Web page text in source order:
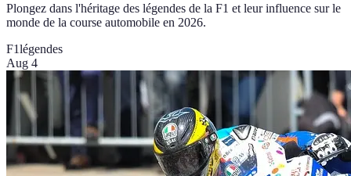
Plongez dans l'héritage des légendes de la F1 et leur influence sur le
monde de la course automobile en 2026.
F1légendes
Aug 4